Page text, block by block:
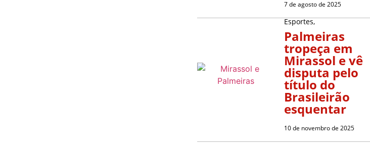
7 de agosto de 2025
Esportes,
Palmeiras
tropeça em
Mirassol e vê
disputa pelo
título do
Brasileirão
esquentar
10 de novembro de 2025